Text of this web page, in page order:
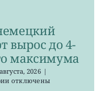
вырос до 4-
максимума
2026 |
котключены